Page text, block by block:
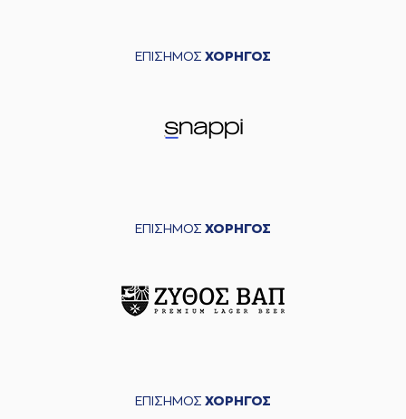
ΕΠΙΣΗΜΟΣ ΧΟΡΗΓΟΣ
ΕΠΙΣΗΜΟΣ ΧΟΡΗΓΟΣ
ΕΠΙΣΗΜΟΣ ΧΟΡΗΓΟΣ